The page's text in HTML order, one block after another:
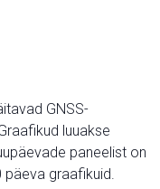
GNSS-
luuakse
paneelist on
graafikuid.